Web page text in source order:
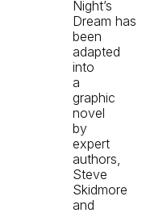
Night’s
Dreamhas
been
adapted
into
a
graphic
novel
by
expert
authors,
Steve
Skidmore
and